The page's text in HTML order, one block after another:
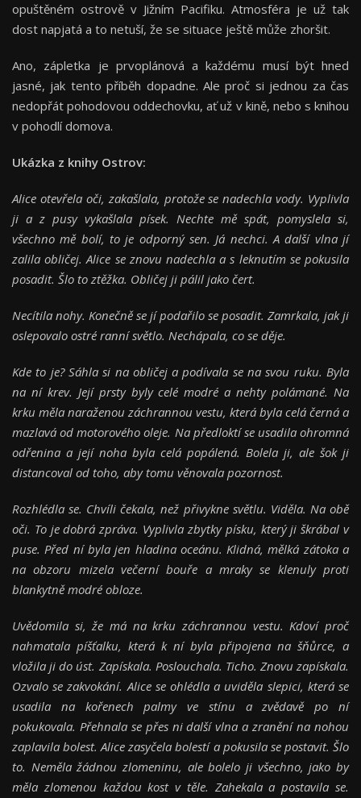
opuštěném ostrově v Jižním Pacifiku. Atmosféra je už tak
dost napjatá a to netuší, že se situace ještě může zhoršit.
Ano, zápletka je prvoplánová a každému musí být hned
jasné, jak tento příběh dopadne. Ale proč si jednou za čas
nedopřát pohodovou oddechovku, ať už v kině, nebo s knihou
v pohodlí domova.
Ukázka z knihy Ostrov:
Alice otevřela oči, zakašlala, protože se nadechla vody. Vyplivla
ji a z pusy vykašlala písek. Nechte mě spát, pomyslela si,
všechno mě bolí, to je odporný sen. Já nechci. A další vlna jí
zalila obličej. Alice se znovu nadechla a s leknutím se pokusila
posadit. Šlo to ztěžka. Obličej ji pálil jako čert.
Necítila nohy. Konečně se jí podařilo se posadit. Zamrkala, jak ji
oslepovalo ostré ranní světlo. Nechápala, co se děje.
Kde to je? Sáhla si na obličej a podívala se na svou ruku. Byla
na ní krev. Její prsty byly celé modré a nehty polámané. Na
krku měla naraženou záchrannou vestu, která byla celá černá a
mazlavá od motorového oleje. Na předloktí se usadila ohromná
odřenina a její noha byla celá popálená. Bolela ji, ale šok ji
distancoval od toho, aby tomu věnovala pozornost.
Rozhlédla se. Chvíli čekala, než přivykne světlu. Viděla. Na obě
oči. To je dobrá zpráva. Vyplivla zbytky písku, který ji škrábal v
puse. Před ní byla jen hladina oceánu. Klidná, mělká zátoka a
na obzoru mizela večerní bouře a mraky se klenuly proti
blankytně modré obloze.
Uvědomila si, že má na krku záchrannou vestu. Kdoví proč
nahmatala píšťalku, která k ní byla připojena na šňůrce, a
vložila ji do úst. Zapískala. Poslouchala. Ticho. Znovu zapískala.
Ozvalo se zakvokání. Alice se ohlédla a uviděla slepici, která se
usadila na kořenech palmy ve stínu a zvědavě po ní
pokukovala. Přehnala se přes ni další vlna a zranění na nohou
zaplavila bolest. Alice zasyčela bolestí a pokusila se postavit. Šlo
to. Neměla žádnou zlomeninu, ale bolelo ji všechno, jako by
měla zlomenou každou kost v těle. Zahekala a postavila se.